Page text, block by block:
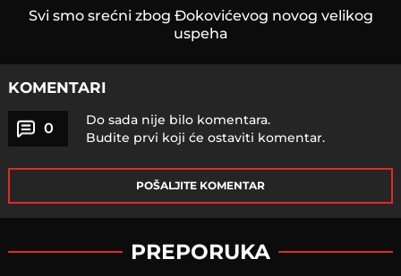
Svi smo srećni zbog Đokovićevog novog velikog
uspeha
KOMENTARI
0
Do sada nije bilo komentara.
Budite prvi koji će ostaviti komentar.
POŠALJITE KOMENTAR
PREPORUKA